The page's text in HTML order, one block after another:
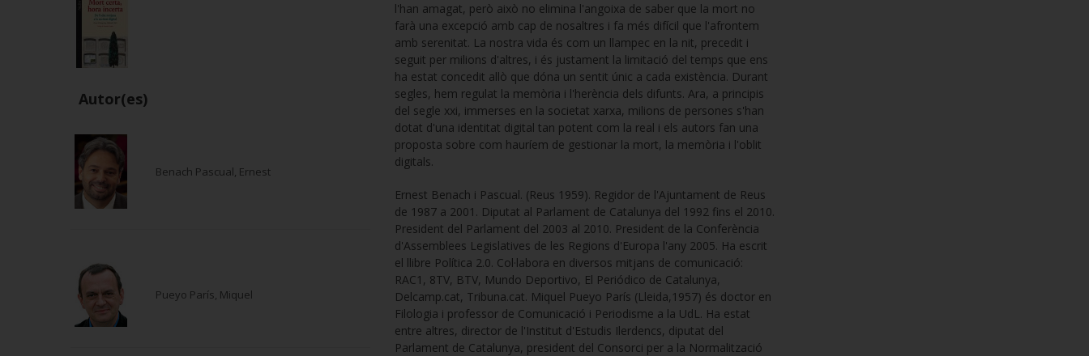
Autor(es)
Benach Pascual, Ernest
Pueyo París, Miquel
l'han amagat, però això no elimina l'angoixa de saber que la mort no
farà una excepció amb cap de nosaltres i fa més difícil que l'afrontem
amb serenitat. La nostra vida és com un llampec en la nit, precedit i
seguit per milions d'altres, i és justament la limitació del temps que ens
ha estat concedit allò que dóna un sentit únic a cada existència. Durant
segles, hem regulat la memòria i l'herència dels difunts. Ara, a principis
del segle xxi, immerses en la societat xarxa, milions de persones s'han
dotat d'una identitat digital tan potent com la real i els autors fan una
proposta sobre com hauríem de gestionar la mort, la memòria i l'oblit
digitals.
Ernest Benach i Pascual. (Reus 1959). Regidor de l'Ajuntament de Reus
de 1987 a 2001. Diputat al Parlament de Catalunya del 1992 fins el 2010.
President del Parlament del 2003 al 2010. President de la Conferència
d'Assemblees Legislatives de les Regions d'Europa l'any 2005. Ha escrit
el llibre Política 2.0. Col·labora en diversos mitjans de comunicació:
RAC1, 8TV, BTV, Mundo Deportivo, El Periódico de Catalunya,
Delcamp.cat, Tribuna.cat. Miquel Pueyo París (Lleida,1957) és doctor en
Filologia i professor de Comunicació i Periodisme a la UdL. Ha estat
entre altres, director de l'Institut d'Estudis Ilerdencs, diputat del
Parlament de Catalunya, president del Consorci per a la Normalització